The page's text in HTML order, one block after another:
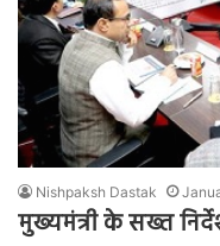
Nishpaksh Dastak
मुख्यमंत्री के सख्त